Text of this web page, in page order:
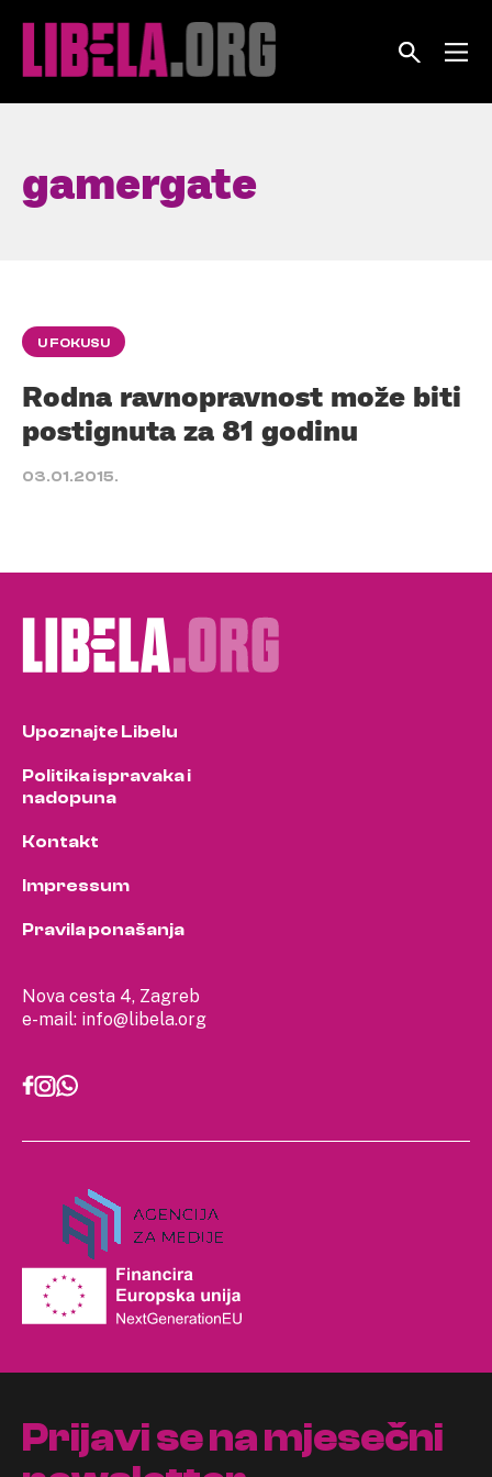
gamergate
U FOKUSU
Rodna ravnopravnost može biti
postignuta za 81 godinu
03.01.2015.
Nova cesta 4, Zagreb
e-mail: info@libela.org
Upoznajte Libelu
Politika ispravaka i
nadopuna
Kontakt
Impressum
Pravila ponašanja
Prijavi se na mjesečni